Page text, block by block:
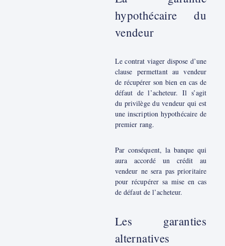
hypothécaire du
vendeur
Le contrat viager dispose d’une
clause permettant au vendeur
de récupérer son bien en cas de
défaut de l’acheteur. Il s’agit
du privilège du vendeur qui est
une inscription hypothécaire de
premier rang.
Par conséquent, la banque qui
aura accordé un crédit au
vendeur ne sera pas prioritaire
pour récupérer sa mise en cas
de défaut de l’acheteur.
Les garanties
alternatives